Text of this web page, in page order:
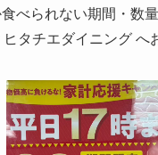
べられない期間・数
タチエダイニング へ